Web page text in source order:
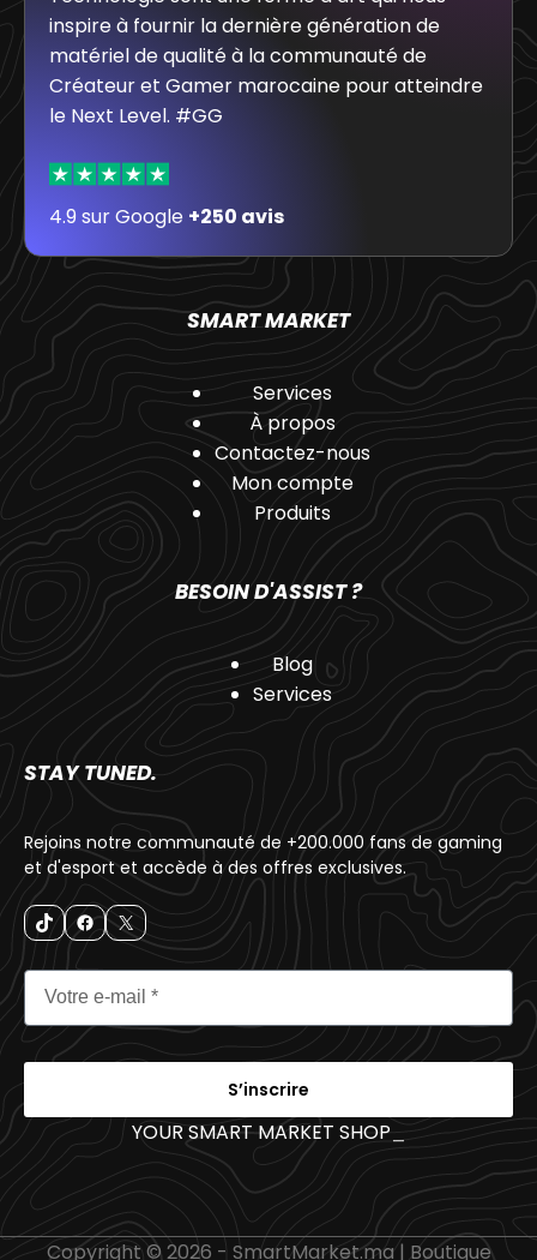
inspire à fournir la dernière génération de
matériel de qualité à la communauté de
Créateur et Gamer marocaine pour atteindre
le Next Level. #GG
4.9 sur Google +250 avis
SMART MARKET
Services
À propos
Contactez-nous
Mon compte
Produits
BESOIN D'ASSIST ?
Blog
Services
STAY TUNED.
Rejoins notre communauté de +200.000 fans de gaming
et d'esport et accède à des offres exclusives.
S’inscrire
YOUR SMART MARKET SHOP _
Copyright © 2026 - SmartMarket.ma | Boutique